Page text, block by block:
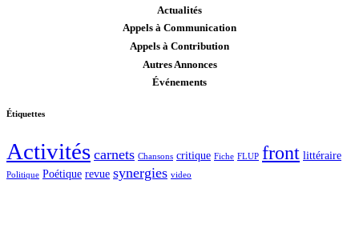
Actualités
Appels à Communication
Appels à Contribution
Autres Annonces
Événements
Étiquettes
Activités carnets Chansons critique Fiche FLUP front littéraire
Politique Poétique revue synergies video